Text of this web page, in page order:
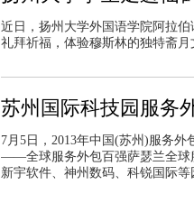
近日，扬州大学外国语学院阿拉
礼拜祈福，体验穆斯林的独特斋
苏州国际科技园服务
7月5日，2013年中国(苏州)服务
——全球服务外包百强萨瑟兰全球
新宇软件、神州数码、科锐国际等